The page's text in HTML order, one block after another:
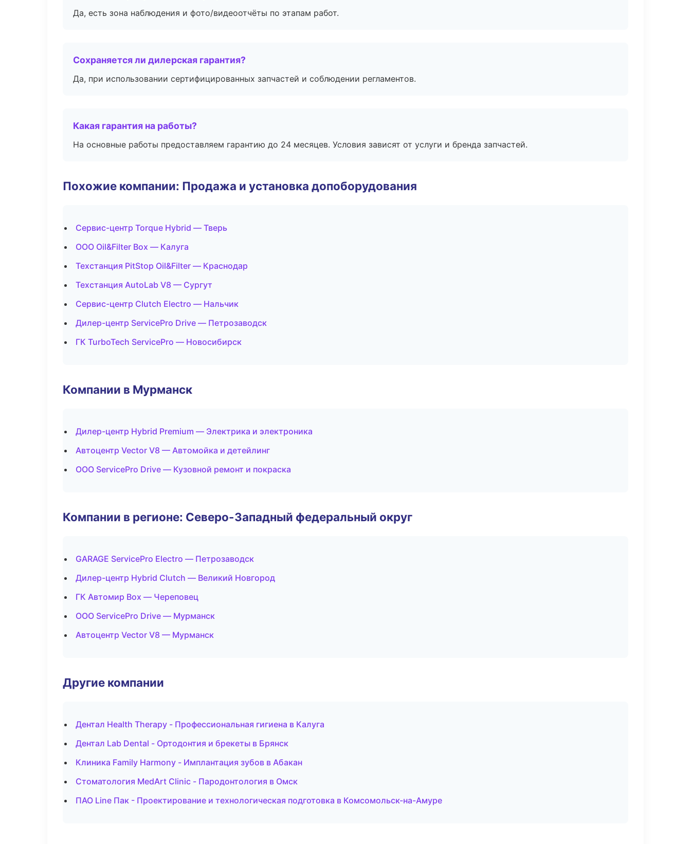
Да, есть зона наблюдения и фото/видеоотчёты по этапам работ.
Сохраняется ли дилерская гарантия?
Да, при использовании сертифицированных запчастей и соблюдении регламентов.
Какая гарантия на работы?
На основные работы предоставляем гарантию до 24 месяцев. Условия зависят от услуги и бренда запчастей.
Похожие компании: Продажа и установка допоборудования
Сервис-центр Torque Hybrid — Тверь
ООО Oil&Filter Box — Калуга
Техстанция PitStop Oil&Filter — Краснодар
Техстанция AutoLab V8 — Сургут
Сервис-центр Clutch Electro — Нальчик
Дилер-центр ServicePro Drive — Петрозаводск
ГК TurboTech ServicePro — Новосибирск
Компании в Мурманск
Дилер-центр Hybrid Premium — Электрика и электроника
Автоцентр Vector V8 — Автомойка и детейлинг
ООО ServicePro Drive — Кузовной ремонт и покраска
Компании в регионе: Северо-Западный федеральный округ
GARAGE ServicePro Electro — Петрозаводск
Дилер-центр Hybrid Clutch — Великий Новгород
ГК Автомир Box — Череповец
ООО ServicePro Drive — Мурманск
Автоцентр Vector V8 — Мурманск
Другие компании
Дентал Health Therapy - Профессиональная гигиена в Калуга
Дентал Lab Dental - Ортодонтия и брекеты в Брянск
Клиника Family Harmony - Имплантация зубов в Абакан
Стоматология MedArt Clinic - Пародонтология в Омск
ПАО Line Пак - Проектирование и технологическая подготовка в Комсомольск-на-Амуре